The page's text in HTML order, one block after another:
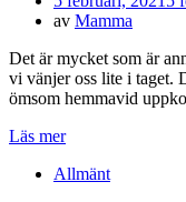
den
av Mamma
Det är mycket som är
vi vänjer oss lite i taget.
ömsom hemmavid
Läs mer
Allmänt